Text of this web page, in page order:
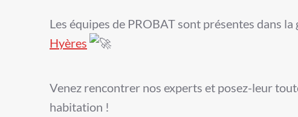
Les équipes de PROBAT sont présentes dans la
Hyères
Venez rencontrer nos experts et posez-leur
habitation !